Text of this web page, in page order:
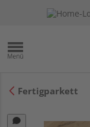
Fertigparkett